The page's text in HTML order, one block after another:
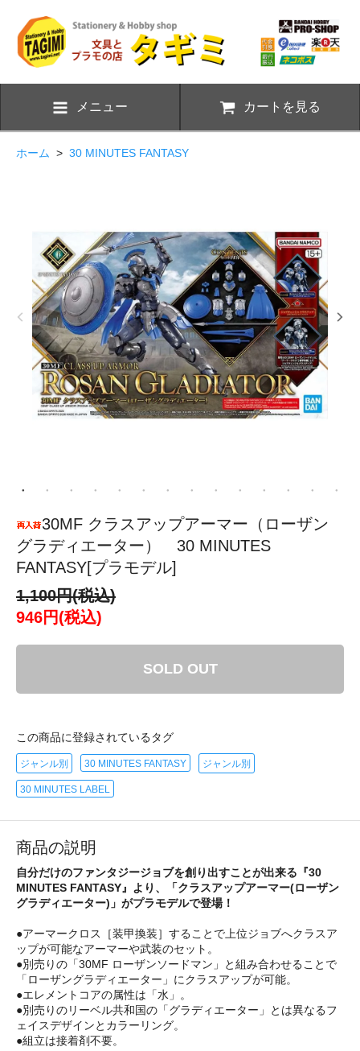
メニュー カートを見る
ホーム > 30 MINUTES FANTASY
30MF クラスアップアーマー（ローザン
グラディエーター） 30 MINUTES
FANTASY[プラモデル]
1,100円(税込)
946円(税込)
SOLD OUT
この商品に登録されているタグ
ジャンル別 30 MINUTES FANTASY ジャンル別
30 MINUTES LABEL
商品の説明
自分だけのファンタジージョブを創り出すことが出来る『30
MINUTES FANTASY』より、「クラスアップアーマー(ローザン
グラディエーター)」がプラモデルで登場！
●アーマークロス［装甲換装］することで上位ジョブへクラスア
ップが可能なアーマーや武装のセット。
●別売りの「30MF ローザンソードマン」と組み合わせることで
「ローザングラディエーター」にクラスアップが可能。
●エレメントコアの属性は「水」。
●別売りのリーベル共和国の「グラディエーター」とは異なるフ
ェイスデザインとカラーリング。
●組立は接着剤不要。